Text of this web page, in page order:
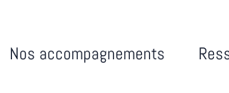
Nos accompagnements